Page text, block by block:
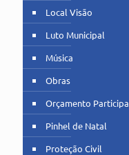
Local Visão
Luto Municipal
Música
Obras
Orçamento
Pinhel de Natal
Proteção Civil